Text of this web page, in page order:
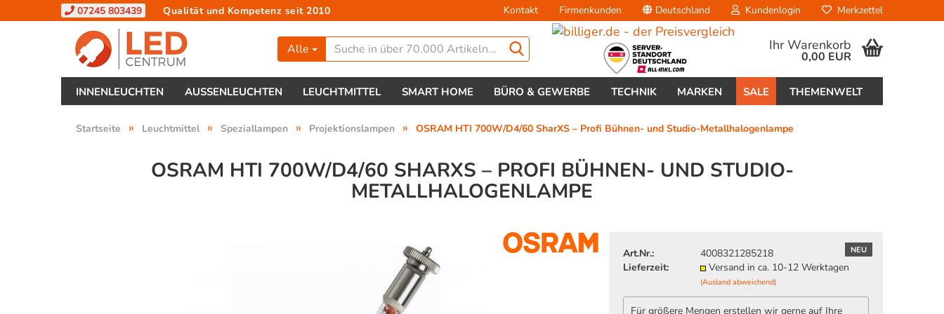
07245 803439 Qualität und Kompetenz seit 2010 Kontakt Firmenkunden Deutschland
Lieferland
Kundenlogin
Passwort vergessen?
Merkzettel
Alle Ihr Warenkorb
0,00 EUR
INNENLEUCHTEN AUSSENLEUCHTEN LEUCHTMITTEL SMART HOME BÜRO & GEWERBE TECHNIK MARKEN SALE THEMENWELT
Startseite » Leuchtmittel » Speziallampen » Projektionslampen » OSRAM HTI 700W/D4/60 SharXS – Profi Bühnen- und Studio-Metallhalogenlampe
OSRAM HTI 700W/D4/60 SHARXS – PROFI BÜHNEN- UND STUDIO-
METALLHALOGENLAMPE
NEU
Art.Nr.:
4008321285218
Lieferzeit:
Versand in ca. 10-12 Werktagen
(Ausland abweichend)
Für größere Mengen erstellen wir gerne auf Ihre